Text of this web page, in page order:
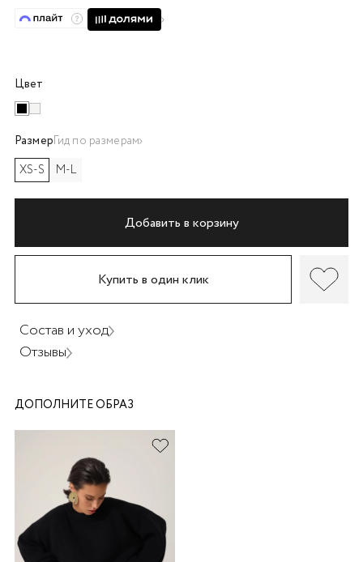
Цвет
РазмерГид по размерам
XS-S
M-L
Добавить в корзину
Купить в один клик
Состав и уход
Отзывы
недели
ДОПОЛНИТЕ ОБРАЗ